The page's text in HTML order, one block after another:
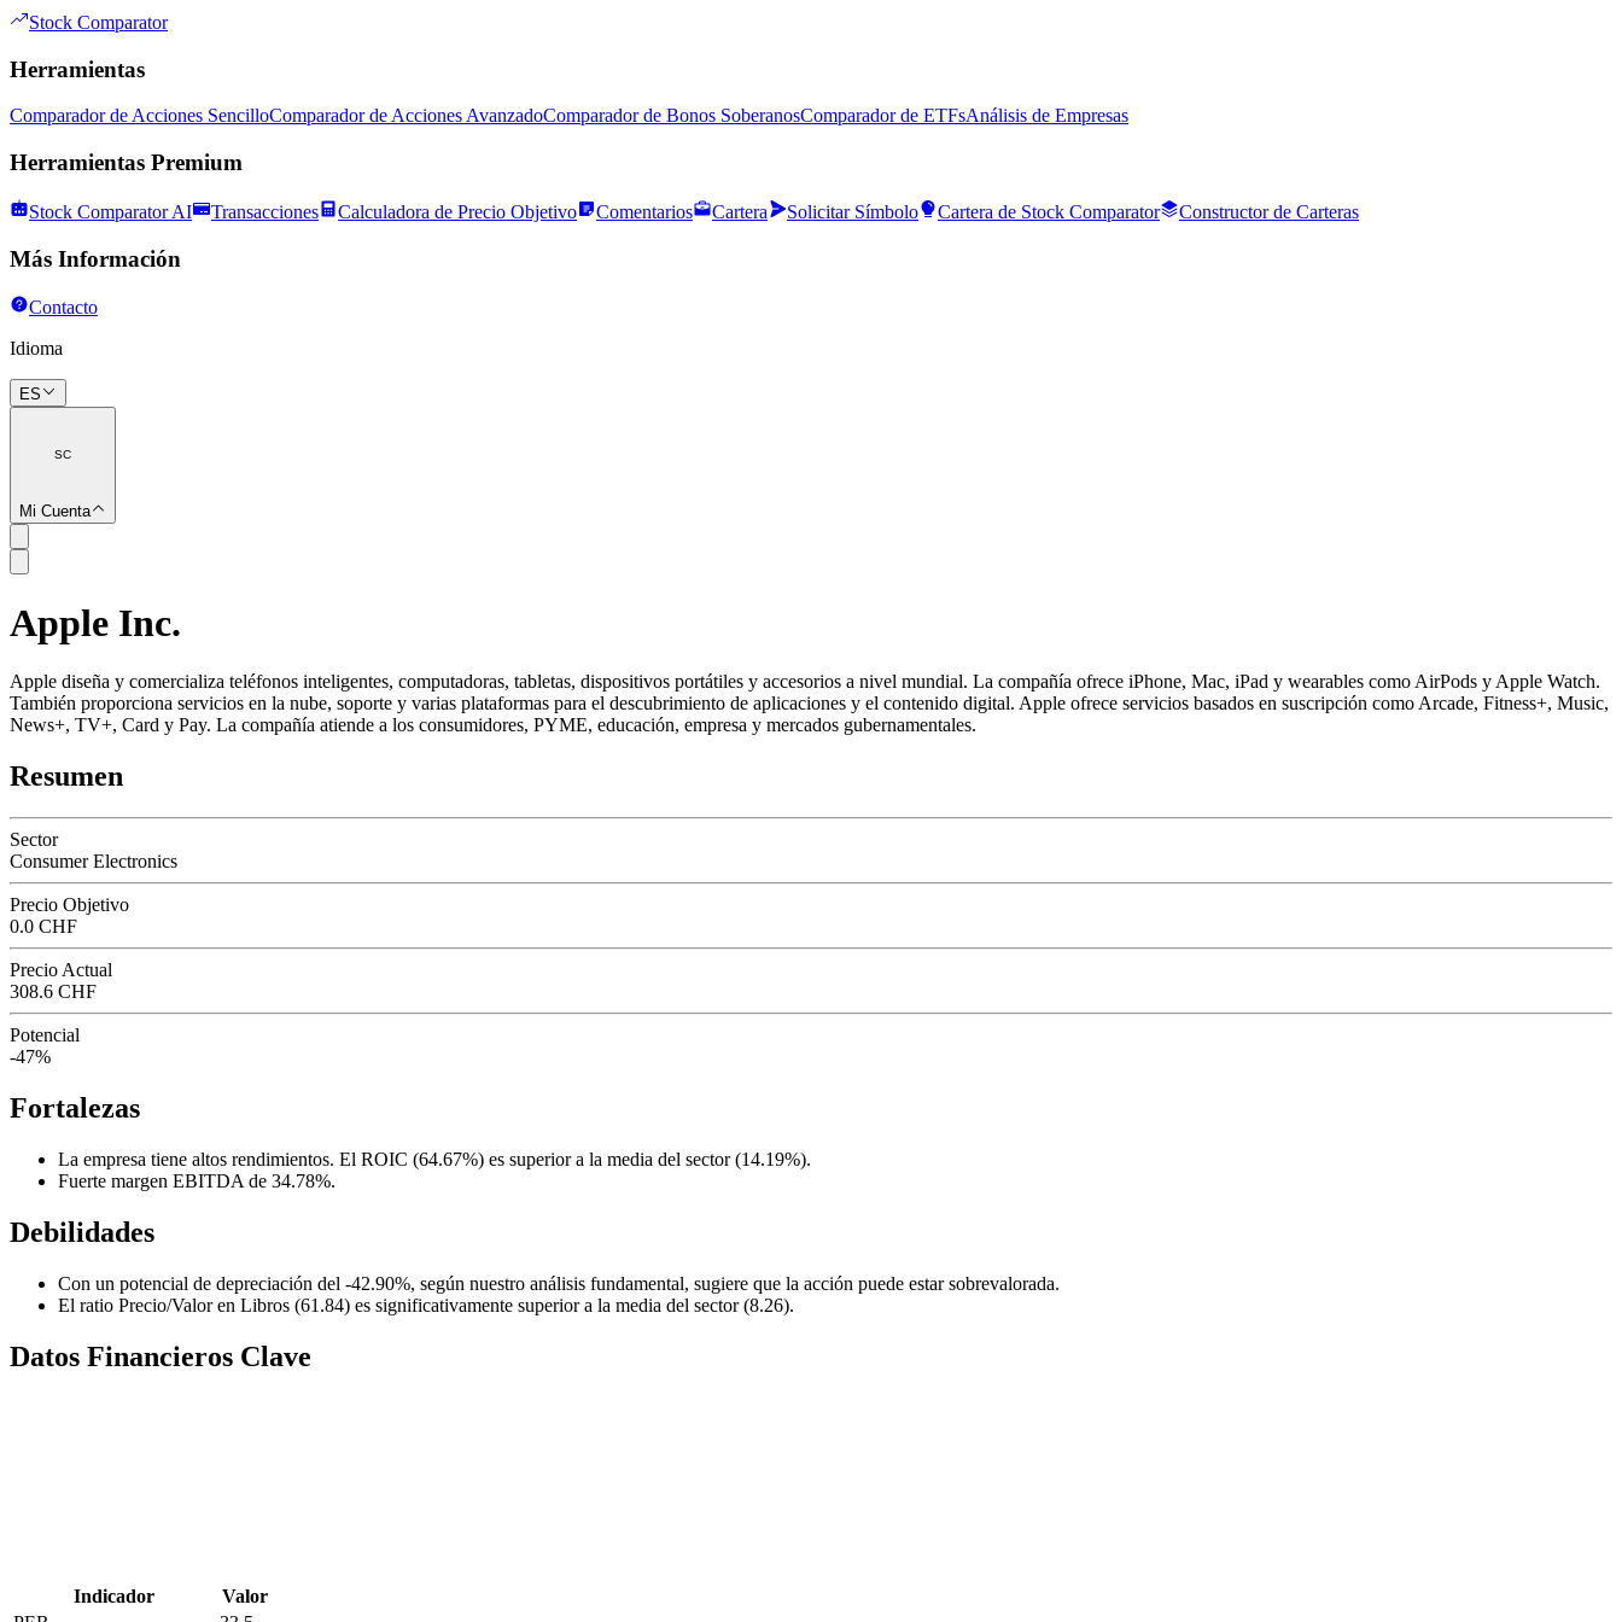
Stock Comparator
Herramientas
Comparador de Acciones SencilloComparador de Acciones AvanzadoComparador de Bonos SoberanosComparador de ETFsAnálisis de Empresas
Herramientas Premium
Stock Comparator AI Transacciones Calculadora de Precio Objetivo Comentarios Cartera Solicitar Símbolo Cartera de Stock Comparator Constructor de Carteras
Más Información
Contacto
Idioma
ES
SC
Mi Cuenta
SC
Apple Inc.
Apple diseña y comercializa teléfonos inteligentes, computadoras, tabletas, dispositivos portátiles y accesorios a nivel mundial. La compañía ofrece iPhone, Mac, iPad y wearables como AirPods y Apple Watch.
También proporciona servicios en la nube, soporte y varias plataformas para el descubrimiento de aplicaciones y el contenido digital. Apple ofrece servicios basados ​​en suscripción como Arcade, Fitness+, Music,
News+, TV+, Card y Pay. La compañía atiende a los consumidores, PYME, educación, empresa y mercados gubernamentales.
Resumen
Sector
Consumer Electronics
Precio Objetivo
0.0 CHF
Precio Actual
308.6 CHF
Potencial
-47%
Fortalezas
La empresa tiene altos rendimientos. El ROIC (64.67%) es superior a la media del sector (14.19%).
Fuerte margen EBITDA de 34.78%.
Debilidades
Con un potencial de depreciación del -42.90%, según nuestro análisis fundamental, sugiere que la acción puede estar sobrevalorada.
El ratio Precio/Valor en Libros (61.84) es significativamente superior a la media del sector (8.26).
Datos Financieros Clave
Indicador
Valor